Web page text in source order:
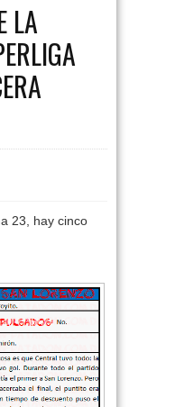
LA
23, hay cinco